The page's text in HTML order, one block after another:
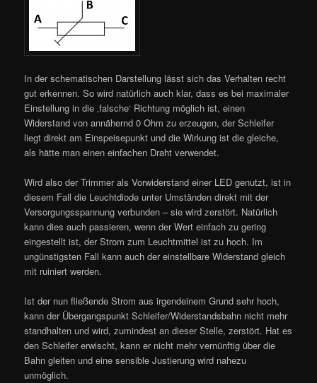
In der schematischen Darstellung lässt sich das Verhalten recht
gut erkennen. So wird natürlich auch klar, dass es bei maximaler
Einstellung in die ‚falsche‘ Richtung möglich ist, einen
Widerstand von annähernd 0 Ohm zu erzeugen, der Schleifer
liegt direkt am Einspeisepunkt und die Wirkung ist die gleiche,
als hätte man einen einfachen Draht verwendet.
Wird also der Trimmer als Vorwiderstand einer LED genutzt, ist in
diesem Fall die Leuchtdiode unter Umständen direkt mit der
Versorgungsspannung verbunden – sie wird zerstört. Natürlich
kann dies auch passieren, wenn der Wert einfach zu gering
eingestellt ist, der Strom zum Leuchtmittel ist zu hoch. Im
ungünstigsten Fall kann auch der einstellbare Widerstand gleich
mit ruiniert werden.
Ist der nun fließende Strom aus irgendeinem Grund sehr hoch,
kann der Übergangspunkt Schleifer/Widerstandsbahn nicht mehr
standhalten und wird, zumindest an dieser Stelle, zerstört. Hat es
den Schleifer erwischt, kann er nicht mehr vernünftig über die
Bahn gleiten und eine sensible Justierung wird nahezu
unmöglich.